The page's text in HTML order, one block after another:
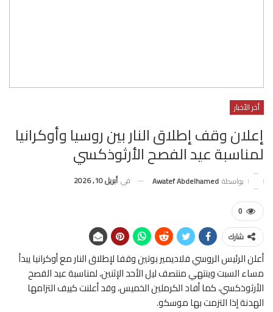
أخر الأخبار
إعلان وقف إطلاق النار بين روسيا وأوكرانيا
لمناسبة عيد الفصح الأرثوذكسي
بواسطة Awatef Abdelhamed في أبريل 10, 2026
0
شارك
أعلن الرئيس الروسي فلاديمير بوتين وقفا لإطلاق النار مع أوكرانيا يبدأ
مساء السبت وينتهي منتصف ليل الأحد الإثنين، لمناسبة عيد الفصح
الأرثوذكسي، كما أفاد الكرملين الخميس، وقد أعلنت كييف التزامها
الهدنة إذا التزمت بها موسكو.